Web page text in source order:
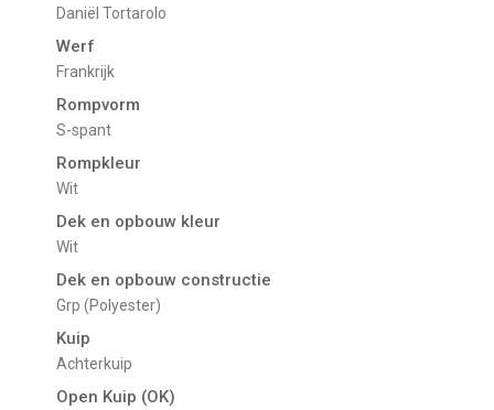
Daniël Tortarolo
Werf
Frankrijk
Rompvorm
S-spant
Rompkleur
Wit
Dek en opbouw kleur
Wit
Dek en opbouw constructie
Grp (Polyester)
Kuip
Achterkuip
Open Kuip (OK)